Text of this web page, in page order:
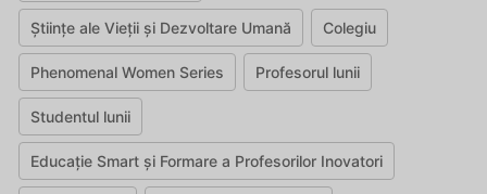
Științe ale Vieții și Dezvoltare Umană Colegiu
Phenomenal Women Series Profesorul lunii
Studentul lunii
Educație Smart și Formare a Profesorilor Inovatori